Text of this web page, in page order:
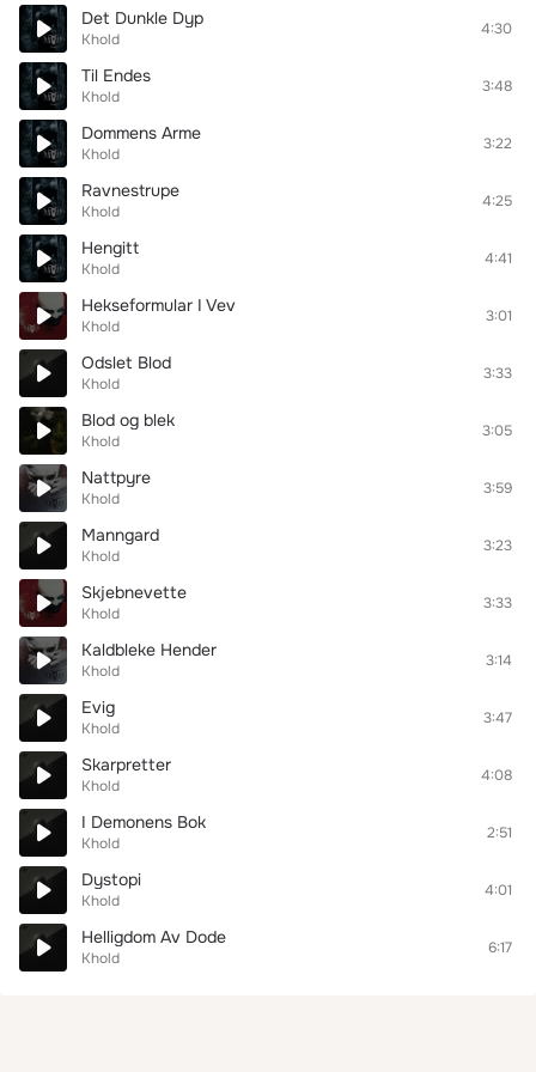
Det Dunkle Dyp
Khold
4:30
Til Endes
Khold
3:48
Dommens Arme
Khold
3:22
Ravnestrupe
Khold
4:25
Hengitt
Khold
4:41
Hekseformular I Vev
Khold
3:01
Odslet Blod
Khold
3:33
Blod og blek
Khold
3:05
Nattpyre
Khold
3:59
Manngard
Khold
3:23
Skjebnevette
Khold
3:33
Kaldbleke Hender
Khold
3:14
Evig
Khold
3:47
Skarpretter
Khold
4:08
I Demonens Bok
Khold
2:51
Dystopi
Khold
4:01
Helligdom Av Dode
Khold
6:17